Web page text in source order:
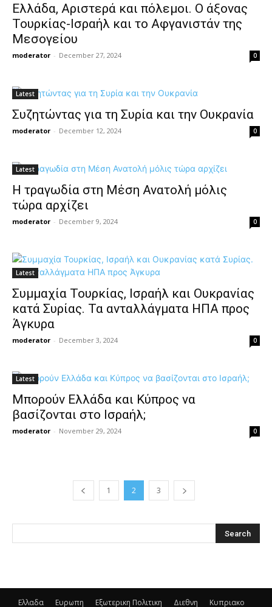
Ελλάδα, Αριστερά και πόλεμοι. Ο άξονας
Τουρκίας-Ισραήλ και το Αφγανιστάν της
Μεσογείου
moderator - December 27, 2024 0
Latest
Συζητώντας για τη Συρία και την Ουκρανία
moderator - December 12, 2024 0
Latest
Η τραγωδία στη Μέση Ανατολή μόλις
τώρα αρχίζει
moderator - December 9, 2024 0
Latest
Συμμαχία Τουρκίας, Ισραήλ και Ουκρανίας
κατά Συρίας. Τα ανταλλάγματα ΗΠΑ προς
Άγκυρα
moderator - December 3, 2024 0
Latest
Μπορούν Ελλάδα και Κύπρος να
βασίζονται στο Ισραήλ;
moderator - November 29, 2024 0
1 2 3
Ελλαδα Ευρωπη Εξωτερικη Πολιτικη Διεθνη Κυπριακο